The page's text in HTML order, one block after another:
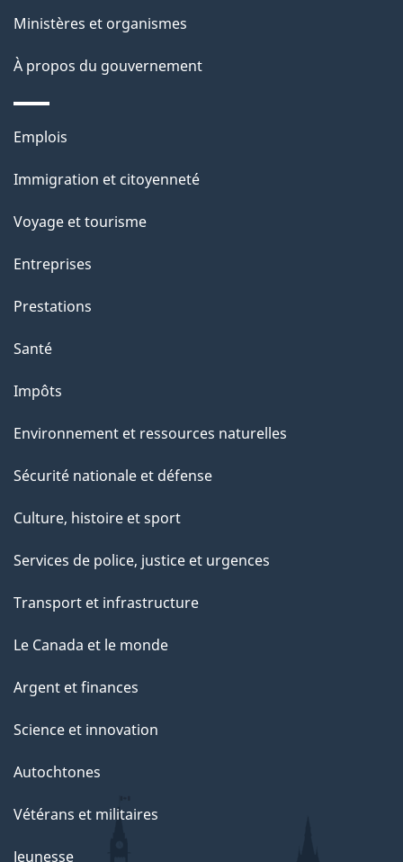
p
a
Ministères et organismes
À propos du gouvernement
Thèmes
sujets
Emplois
Immigration et citoyenneté
Voyage et tourisme
Entreprises
Prestations
Santé
Impôts
Environnement et ressources naturelles
Sécurité nationale et défense
Culture, histoire et sport
Services de police, justice et urgences
Transport et infrastructure
Le Canada et le monde
Argent et finances
Science et innovation
Autochtones
Vétérans et militaires
Jeunesse